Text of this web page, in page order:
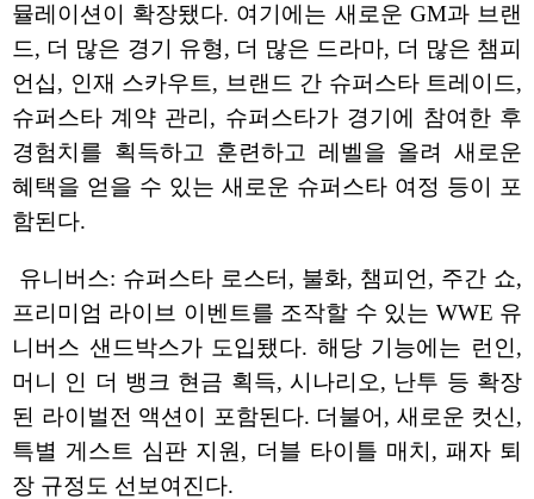
뮬레이션이 확장됐다. 여기에는 새로운 GM과 브랜
드, 더 많은 경기 유형, 더 많은 드라마, 더 많은 챔피
언십, 인재 스카우트, 브랜드 간 슈퍼스타 트레이드,
슈퍼스타 계약 관리, 슈퍼스타가 경기에 참여한 후
경험치를 획득하고 훈련하고 레벨을 올려 새로운
혜택을 얻을 수 있는 새로운 슈퍼스타 여정 등이 포
함된다.
유니버스: 슈퍼스타 로스터, 불화, 챔피언, 주간 쇼,
프리미엄 라이브 이벤트를 조작할 수 있는 WWE 유
니버스 샌드박스가 도입됐다. 해당 기능에는 런인,
머니 인 더 뱅크 현금 획득, 시나리오, 난투 등 확장
된 라이벌전 액션이 포함된다. 더불어, 새로운 컷신,
특별 게스트 심판 지원, 더블 타이틀 매치, 패자 퇴
장 규정도 선보여진다.